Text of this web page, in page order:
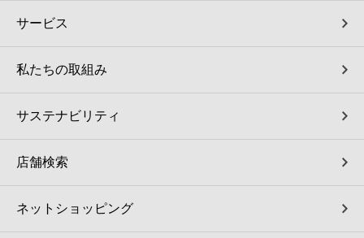
サービス
私たちの取組み
サステナビリティ
店舗検索
ネットショッピング